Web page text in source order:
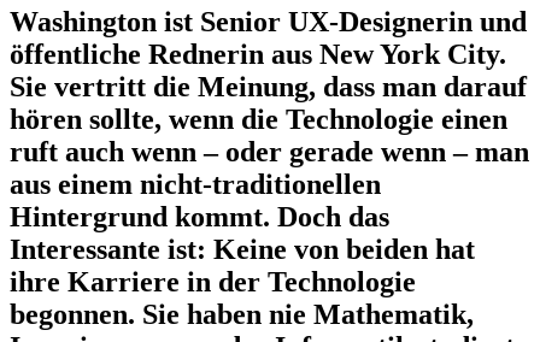
Washington ist Senior UX-Designerin und
öffentliche Rednerin aus New York City.
Sie vertritt die Meinung, dass man darauf
hören sollte, wenn die Technologie einen
ruft auch wenn – oder gerade wenn – man
aus einem nicht-traditionellen
Hintergrund kommt. Doch das
Interessante ist: Keine von beiden hat
ihre Karriere in der Technologie
begonnen. Sie haben nie Mathematik,